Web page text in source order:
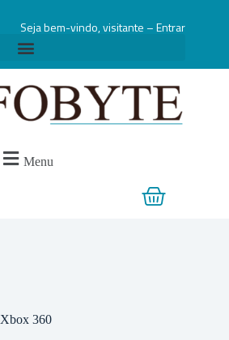
Seja bem-vindo, visitante – Entrar
Menu
Xbox 360